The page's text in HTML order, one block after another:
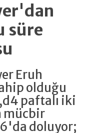
süre
Eruh
olduğu
paftalı iki
mücbir
doluyor;